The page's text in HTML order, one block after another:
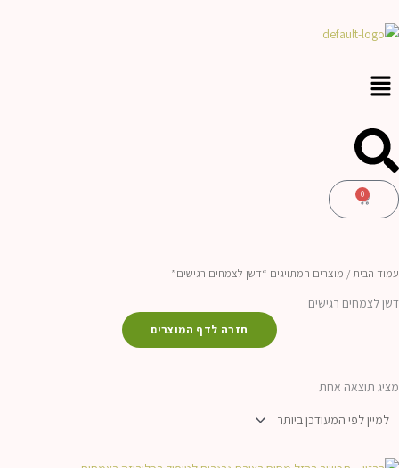
לתוכן
0
עגלת
קניות
עמוד הבית / מוצרים המתויגים “דשן לצמחים רגישים”
דשן לצמחים רגישים
חזרה לדף המוצרים
מציג תוצאה אחת